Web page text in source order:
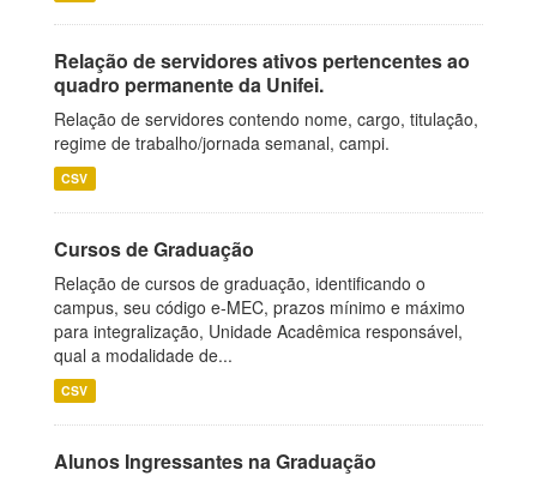
Relação de servidores ativos pertencentes ao
quadro permanente da Unifei.
Relação de servidores contendo nome, cargo, titulação,
regime de trabalho/jornada semanal, campi.
CSV
Cursos de Graduação
Relação de cursos de graduação, identificando o
campus, seu código e-MEC, prazos mínimo e máximo
para integralização, Unidade Acadêmica responsável,
qual a modalidade de...
CSV
Alunos Ingressantes na Graduação